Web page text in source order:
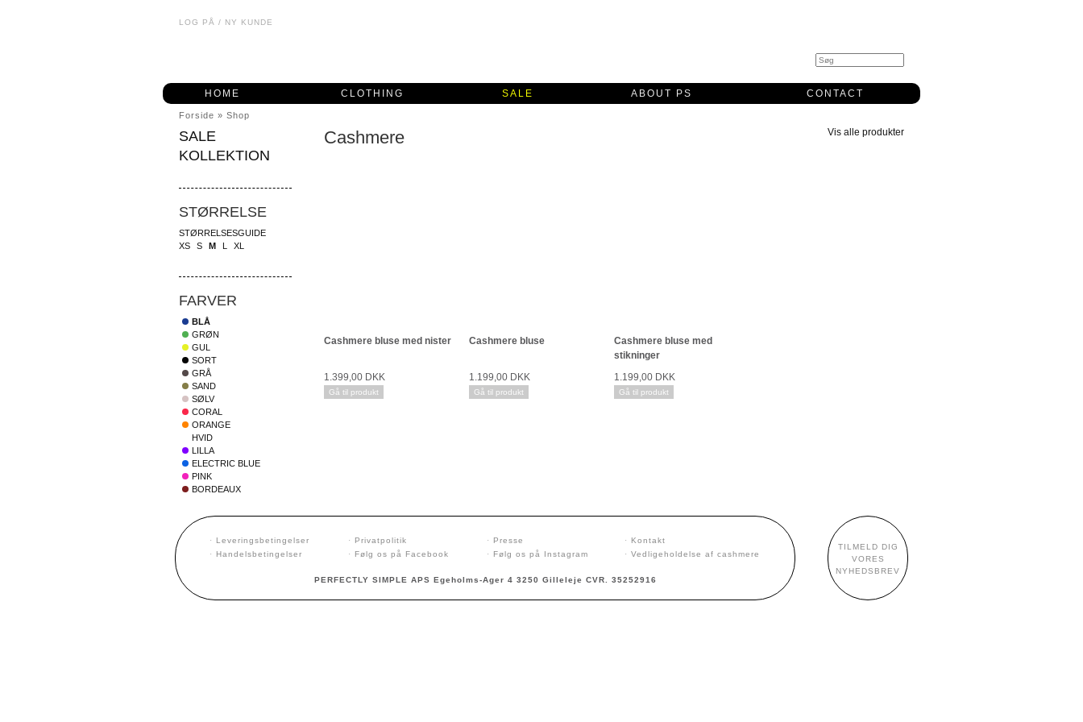
LOG PÅ / NY KUNDE
HOME CLOTHING SALE ABOUT PS CONTACT
Forside » Shop
SALE
KOLLEKTION
STØRRELSE
STØRRELSESGUIDE
XS
S M L XL
FARVER
BLÅ
GRØN
GUL
SORT
GRÅ
SAND
SØLV
CORAL
ORANGE
HVID
LILLA
ELECTRIC BLUE
PINK
BORDEAUX
Vis alle produkter
Cashmere
Cashmere bluse med nister
1.399,00 DKK
Gå til produkt
Cashmere bluse
1.199,00 DKK
Gå til produkt
Cashmere bluse med
stikninger
1.199,00 DKK
Gå til produkt
· Leveringsbetingelser · Privatpolitik · Presse · Kontakt
· Handelsbetingelser · Følg os på Facebook · Følg os på Instagram · Vedligeholdelse af cashmere
PERFECTLY SIMPLE APS Egeholms-Ager 4 3250 Gilleleje CVR. 35252916
TILMELD DIG
VORES
NYHEDSBREV